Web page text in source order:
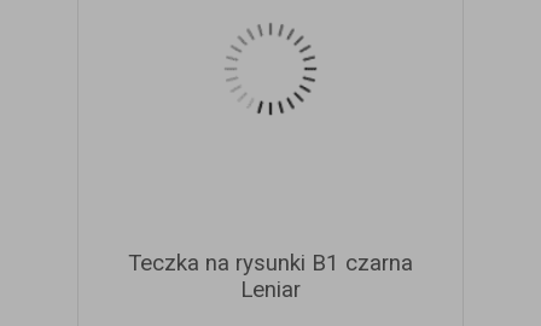
Teczka na rysunki B1 czarna
Leniar